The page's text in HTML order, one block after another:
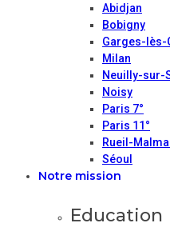
Abidjan
Bobigny
Garges-lès-
Milan
Neuilly-sur-
Noisy
Paris 7°
Paris 11°
Rueil-
Séoul
Notre mission
Education